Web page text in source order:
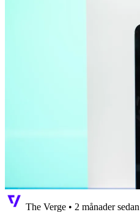
The Verge • 2 månader sedan